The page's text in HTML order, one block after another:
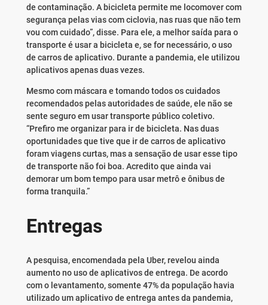
de contaminação. A bicicleta permite me locomover com
segurança pelas vias com ciclovia, nas ruas que não tem
vou com cuidado”, disse. Para ele, a melhor saída para o
transporte é usar a bicicleta e, se for necessário, o uso
de carros de aplicativo. Durante a pandemia, ele utilizou
aplicativos apenas duas vezes.
Mesmo com máscara e tomando todos os cuidados
recomendados pelas autoridades de saúde, ele não se
sente seguro em usar transporte público coletivo.
“Prefiro me organizar para ir de bicicleta. Nas duas
oportunidades que tive que ir de carros de aplicativo
foram viagens curtas, mas a sensação de usar esse tipo
de transporte não foi boa. Acredito que ainda vai
demorar um bom tempo para usar metrô e ônibus de
forma tranquila.”
Entregas
A pesquisa, encomendada pela Uber, revelou ainda
aumento no uso de aplicativos de entrega. De acordo
com o levantamento, somente 47% da população havia
utilizado um aplicativo de entrega antes da pandemia,